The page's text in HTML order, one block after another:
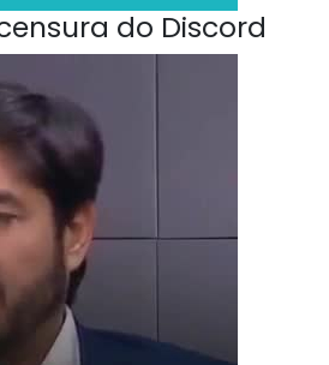
do Discord